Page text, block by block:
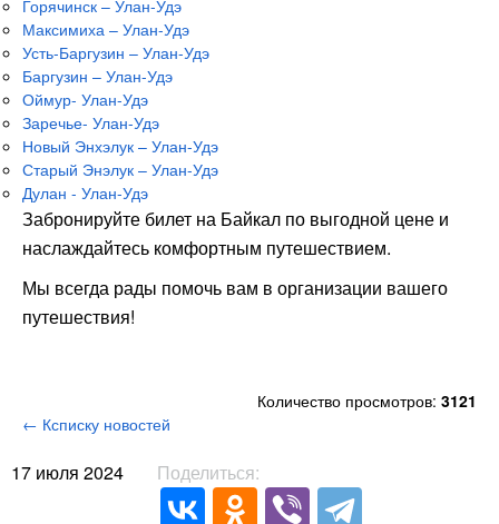
Горячинск – Улан-Удэ
Максимиха – Улан-Удэ
Усть-Баргузин – Улан-Удэ
Баргузин – Улан-Удэ
Оймур- Улан-Удэ
Заречье- Улан-Удэ
Новый Энхэлук – Улан-Удэ
Старый Энэлук – Улан-Удэ
Дулан - Улан-Удэ
Забронируйте билет на Байкал по выгодной цене и
наслаждайтесь комфортным путешествием.
Мы всегда рады помочь вам в организации вашего
путешествия!
Количество просмотров: 3121
← Ксписку новостей
17 июля 2024 Поделиться: